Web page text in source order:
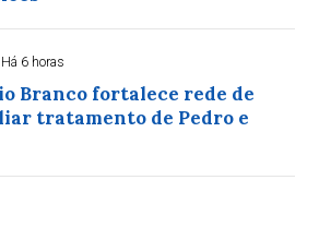
Há 6 horas
Branco fortalece rede de
tratamento de Pedro e